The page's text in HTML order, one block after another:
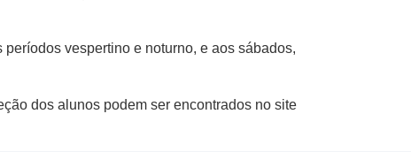
vespertino e noturno, e aos sábados,
dos alunos podem ser encontrados no site